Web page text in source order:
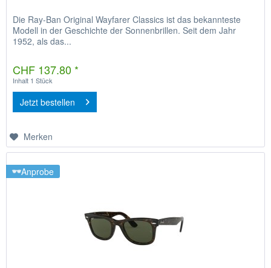
Die Ray-Ban Original Wayfarer Classics ist das bekannteste
Modell in der Geschichte der Sonnenbrillen. Seit dem Jahr
1952, als das...
CHF 137.80 *
Inhalt 1 Stück
Jetzt bestellen
Merken
Anprobe